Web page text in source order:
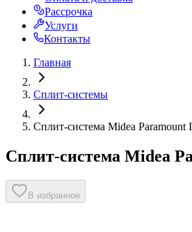
Рассрочка
Услуги
Контакты
Главная
Сплит-системы
Сплит-система Midea
Сплит-система Midea
В избранное